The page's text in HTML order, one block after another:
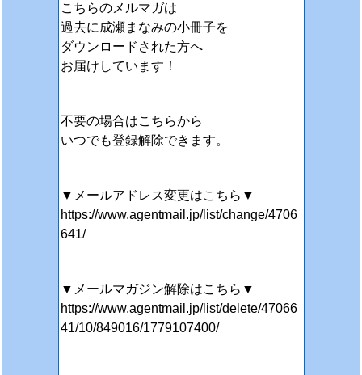
こちらのメルマガは
過去に成瀬まなみの小冊子を
ダウンロードされた方へ
お届けしています！
不要の場合はこちらから
いつでも登録解除できます。
▼メールアドレス変更はこちら▼
https://www.agentmail.jp/list/change/4706
641/
▼メールマガジン解除はこちら▼
https://www.agentmail.jp/list/delete/47066
41/10/849016/1779107400/